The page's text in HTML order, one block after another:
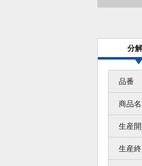
分
品番
商品名
生産
生産